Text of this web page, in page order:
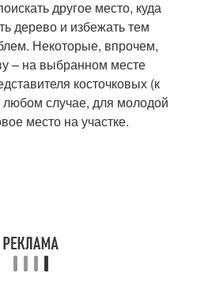
другое место, куда
дерево и избежать тем
Некоторые, впрочем,
– на выбранном месте
косточковых (к
случае, для молодой
место на участке.